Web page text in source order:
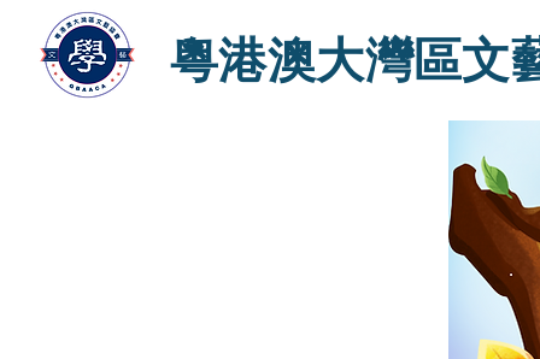
粵港澳大灣區文